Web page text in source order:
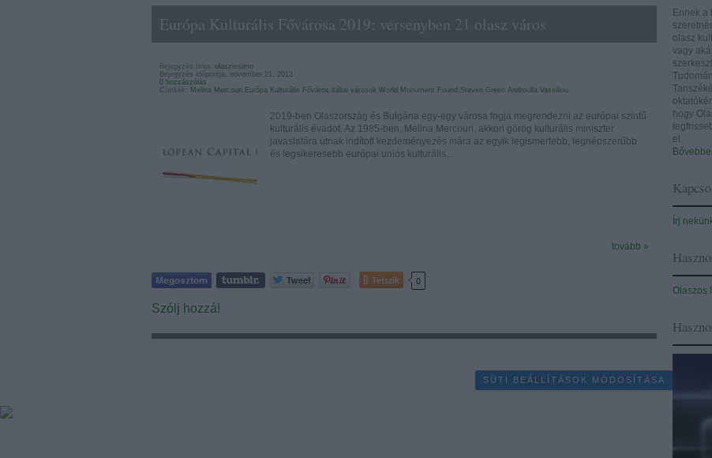
Ennek a
olasz
vagy
hogy
el.
Írj
Olaszos
Európa Kulturális Fővárosa 2019: versenyben 21 olasz város
Bejegyzés írója: olaszissimo
Bejegyzés időpontja: november 21, 2013
0 hozzászólás
Címkék: Melina Mercouri Európa Kulturális Főváros itáliai városok World Monument Found Steven Green Androulla Vassiliou
2019-ben Olaszország és Bulgária egy-egy városa fogja megrendezni az európai szintű
kulturális évadot. Az 1985-ben, Melina Mercouri, akkori görög kulturális miniszter
javaslatára útnak indított kezdeményezés mára az egyik legismertebb, legnépszerűbb
és legsikeresebb európai uniós kulturális…
tovább »
Tetszik 0
Szólj hozzá!
SÜTI BEÁLLÍTÁSOK MÓDOSÍTÁSA